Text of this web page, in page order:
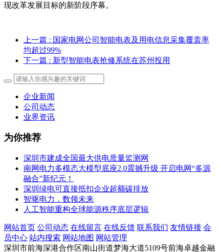
现改革发展目标的新阶段序幕。
上一篇 : 国家电网公司智能电表及用电信息采集覆盖率
均超过99%
下一篇 : 新型智能电表抢修系统在苏州投用
企业新闻
公司动态
业界资讯
为你推荐
深圳市建成全国最大供电质量监测网
南网电力多模态大模型底座2.0震撼升级 开启电网“多源
融合”新纪元！
深圳绿电可直接抵扣企业超额碳排放
智驱电力，数领未来
人工智能重构全球能源秩序底层逻辑
网站首页 公司动态 在线留言 在线反馈 联系我们 友情链接 会
员中心 站内搜索 网站地图 网站管理
深圳市前海深港合作区南山街道梦海大道5109号前海卓越金融